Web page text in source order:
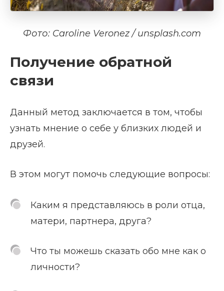
Фото: Caroline Veronez / unsplash.com
Получение обратной
связи
Данный метод заключается в том, чтобы
узнать мнение о себе у близких людей и
друзей.
В этом могут помочь следующие вопросы:
Каким я представляюсь в роли отца,
матери, партнера, друга?
Что ты можешь сказать обо мне как о
личности?